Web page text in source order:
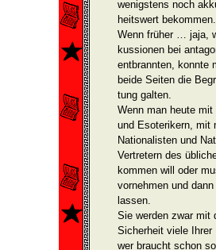
wenigstens noch
heitswert bekommen.
Wenn früher … jaja,
kussionen bei
entbrannten, konnte
beide Seiten die
tung galten.
Wenn man heute
und Esoterikern, mit
Nationalisten und
Vertretern des
kommen will oder
vornehmen und
lassen.
Sie werden zwar mit
Sicherheit viele Ihrer
wer braucht schon